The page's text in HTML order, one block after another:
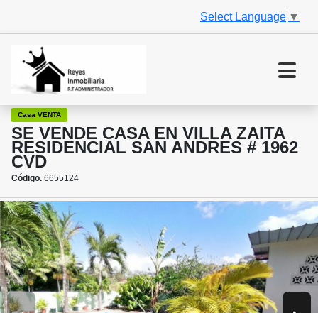
Select Language ▼
Casa VENTA
SE VENDE CASA EN VILLA ZAITA
RESIDENCIAL SAN ANDRES # 1962
CVD
Código. 6655124